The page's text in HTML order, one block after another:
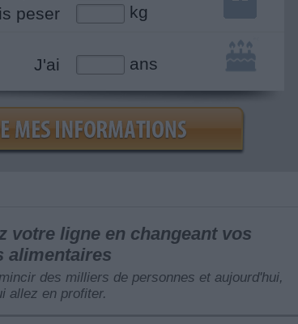
peser
kg
J'ai ans
votre ligne en changeant vos
alimentaires
des milliers de personnes et aujourd'hui,
allez en profiter.